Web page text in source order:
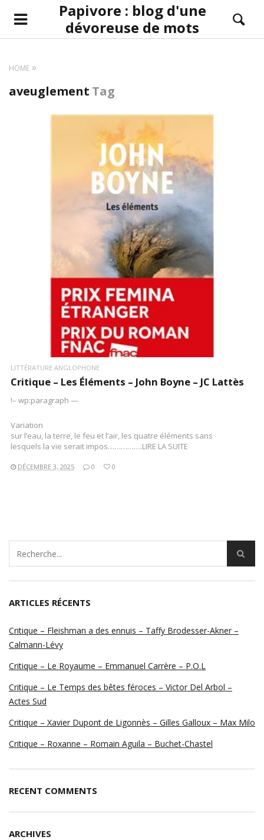
Papivore : blog d'une
dévoreuse de mots
HOME
aveuglement Tag
LIRE LA SUITE
LITTÉRATURE ANGLOPHONE
Critique – Les Éléments – John Boyne – JC Lattès
!– wp:paragraph —
Variation
sur l’eau, la terre, le feu et l’air, les quatre éléments sans
lesquels la vie serait impos…………….LIRE LA SUITE
DÉCEMBRE 3, 2025 0 0
ARTICLES RÉCENTS
Critique – Fleishman a des ennuis – Taffy Brodesser-Akner –
Calmann-Lévy
Critique – Le Royaume – Emmanuel Carrère – P.O.L
Critique – Le Temps des bêtes féroces – Victor Del Arbol –
Actes Sud
Critique – Xavier Dupont de Ligonnès – Gilles Galloux – Max Milo
Critique – Roxanne – Romain Aguila – Buchet-Chastel
RECENT COMMENTS
ARCHIVES